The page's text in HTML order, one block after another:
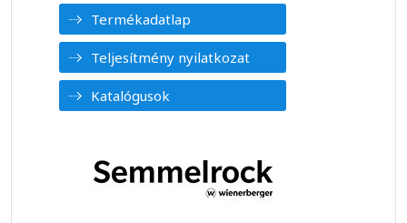
Termékadatlap
Teljesítmény nyilatkozat
Katalógusok